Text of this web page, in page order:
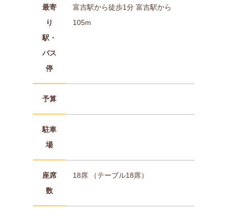
最寄
り
駅・
バス
停
富吉駅から徒歩1分 富吉駅から
105m
予算
駐車
場
座席
数
18席 （テーブル18席）